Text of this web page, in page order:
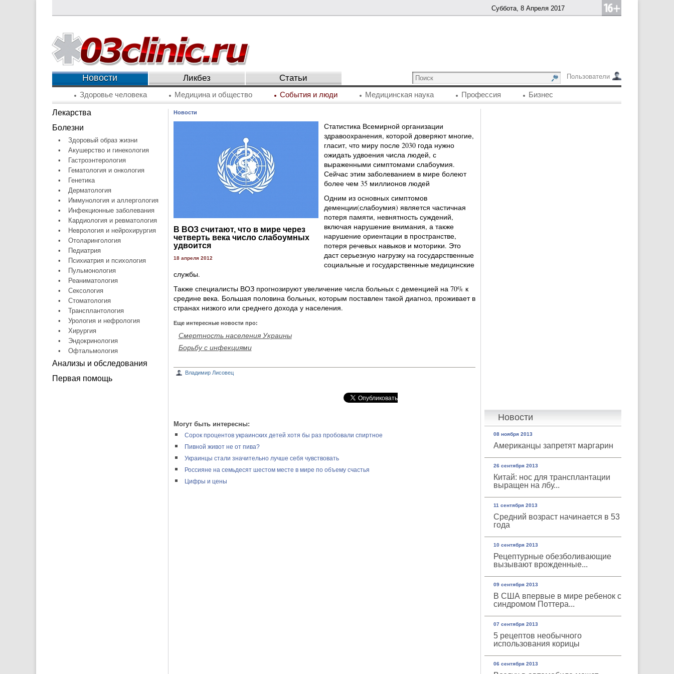
Суббота, 8 Апреля 2017
Пользователи
Новости Ликбез Статьи
Здоровье человека Медицина и общество События и люди Медицинская наука Профессия Бизнес
Лекарства
Болезни
•
Здоровый образ жизни
•
Акушерство и гинекология
•
Гастроэнтерология
•
Гематология и онкология
•
Генетика
•
Дерматология
•
Иммунология и аллергология
•
Инфекционные заболевания
•
Кардиология и ревматология
•
Неврология и нейрохирургия
•
Отоларингология
•
Педиатрия
•
Психиатрия и психология
•
Пульмонология
•
Реаниматология
•
Сексология
•
Стоматология
•
Трансплантология
•
Урология и нефрология
•
Хирургия
•
Эндокринология
•
Офтальмология
Анализы и обследования
Первая помощь
Новости
08 ноября 2013
Американцы запретят маргарин
26 сентября 2013
Китай: нос для трансплантации
выращен на лбу...
11 сентября 2013
Средний возраст начинается в 53
года
10 сентября 2013
Рецептурные обезболивающие
вызывают врожденные...
09 сентября 2013
В США впервые в мире ребенок с
синдромом Поттера...
07 сентября 2013
5 рецептов необычного
использования корицы
06 сентября 2013
Новости
В ВОЗ считают, что в мире через
четверть века число слабоумных
удвоится
18 апреля 2012
Статистика Всемирной организации
здравоохранения, которой доверяют многие,
гласит, что миру после 2030 года нужно
ожидать удвоения числа людей, с
выраженными симптомами слабоумия.
Сейчас этим заболеванием в мире болеют
более чем 35 миллионов людей
Одним из основных симптомов
деменции(слабоумия) является частичная
потеря памяти, невнятность суждений,
включая нарушение внимания, а также
нарушение ориентации в пространстве,
потеря речевых навыков и моторики. Это
даст серьезную нагрузку на государственные
социальные и государственные медицинские
службы.
Также специалисты ВОЗ прогнозируют увеличение числа больных с деменцией на 70% к
средине века. Большая половина больных, которым поставлен такой диагноз, проживает в
странах низкого или среднего дохода у населения.
Еще интересные новости про:
Смертность населения Украины
Борьбу с инфекциями
Владимир Лисовец
Могут быть интересны:
Сорок процентов украинских детей хотя бы раз пробовали спиртное
Пивной живот не от пива?
Украинцы стали значительно лучше себя чувствовать
Россияне на семьдесят шестом месте в мире по объему счастья
Цифры и цены